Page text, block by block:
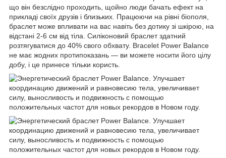
що він безслідно проходить, щойно люди бачать ефект на
прикладі своїх друзів і близьких. Працюючи на рівні біополя,
браслет може впливати на вас навіть без дотику зі шкірою, на
відстані 2-6 см від тіла. Силіконовий браслет здатний
розтягуватися до 40% свого обхвату. Bracelet Power Balance
не має жодних протипоказань — ви можете носити його цілу
добу, і це принесе тільки користь.